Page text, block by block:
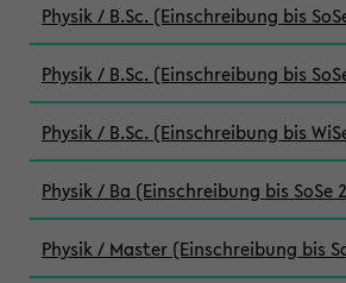
Physik / B.Sc. (Einschreibung bis
Physik / B.Sc. (Einschreibung bis
Physik / B.Sc. (Einschreibung bis
Physik / Ba (Einschreibung bis SoSe
Physik / Master (Einschreibung bis